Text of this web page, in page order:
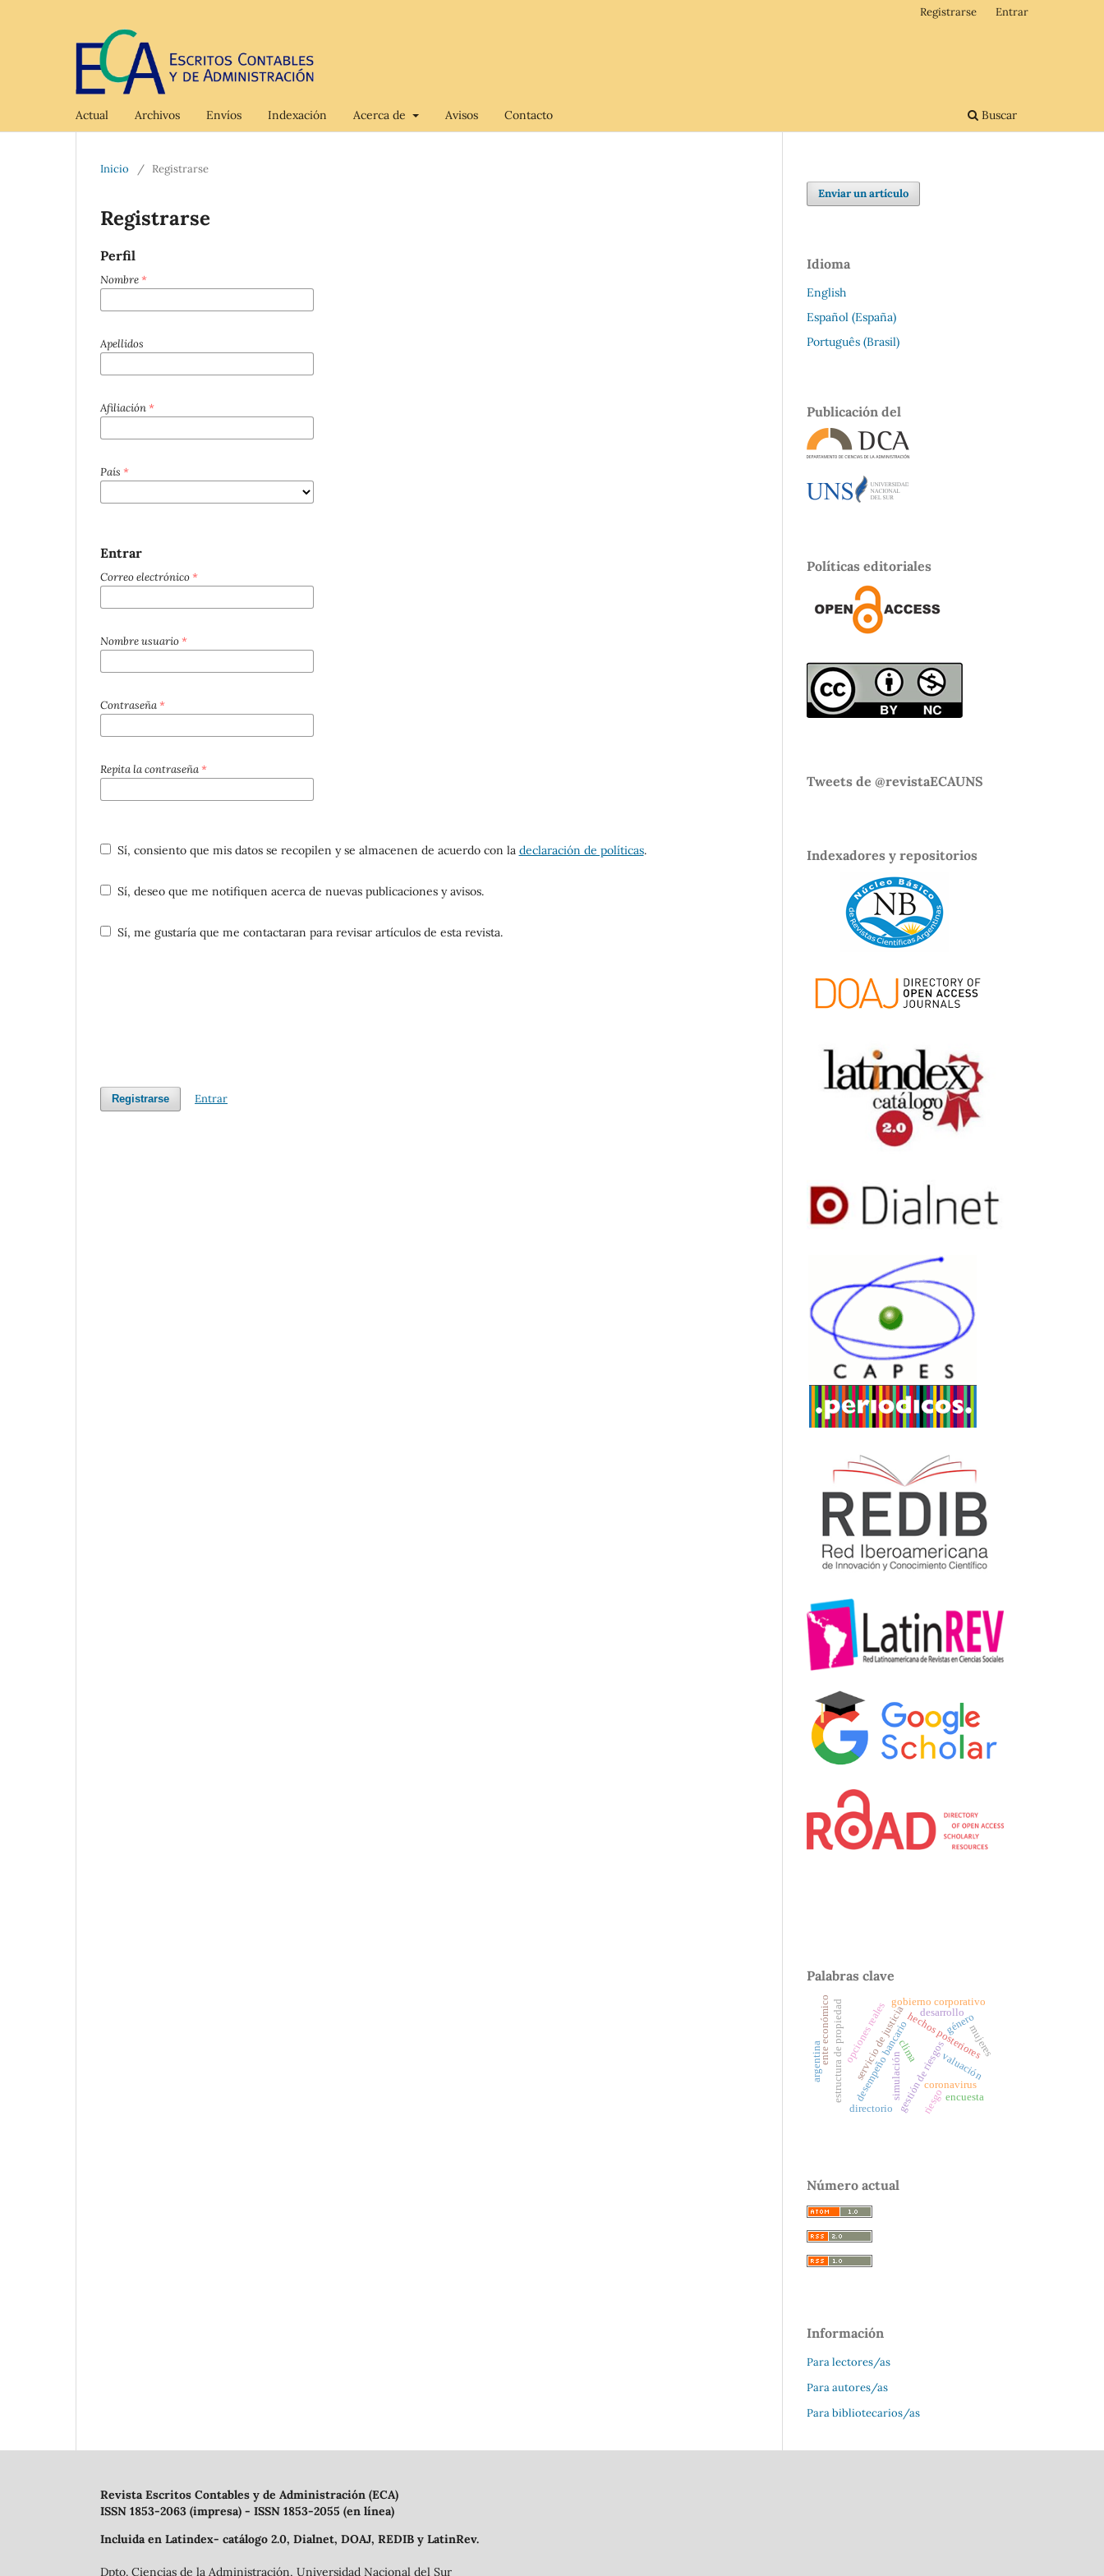
Actual Archivos Envíos Indexación Acerca de Avisos Contacto Buscar
Registrarse Entrar
Inicio / Registrarse
Registrarse
Perfil
Nombre *
Apellidos
Afiliación *
País *
Entrar
Correo electrónico *
Nombre usuario *
Contraseña *
Repita la contraseña *
Sí, consiento que mis datos se recopilen y se almacenen de acuerdo con la declaración de políticas.
Sí, deseo que me notifiquen acerca de nuevas publicaciones y avisos.
Sí, me gustaría que me contactaran para revisar artículos de esta revista.
Registrarse Entrar
Enviar un artículo
Idioma
English
Español (España)
Português (Brasil)
Publicación del
Políticas editoriales
Tweets de @revistaECAUNS
Indexadores y repositorios
Palabras clave
gestión de riesgos
hechos posteriores
coronavirus
valuación
riesgo
simulación
opciones reales gobierno corporativo
desempeño bancario
estructura de propiedad géneromujeres
ente económico
directorio
servicio de justicia
encuesta
clima
desarrollo
argentina
Número actual
Información
Para lectores/as
Para autores/as
Para bibliotecarios/as
Revista Escritos Contables y de Administración (ECA)
ISSN 1853-2063 (impresa) - ISSN 1853-2055 (en línea)
Incluida en Latindex- catálogo 2.0, Dialnet, DOAJ, REDIB y LatinRev.
Dpto. Ciencias de la Administración, Universidad Nacional del Sur